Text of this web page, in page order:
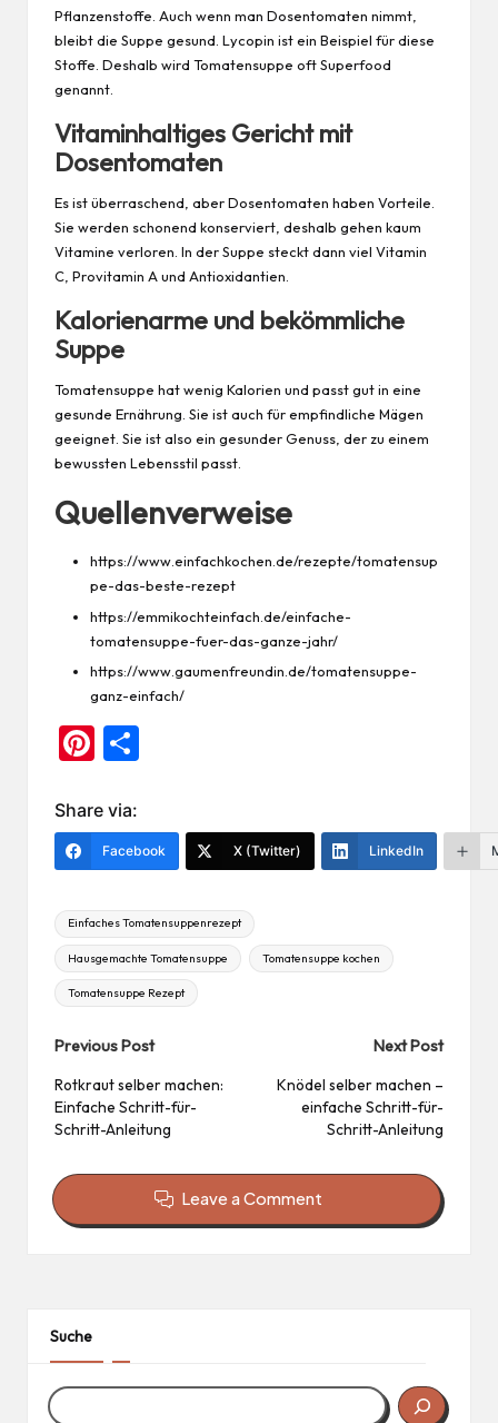
Pflanzenstoffe. Auch wenn man Dosentomaten nimmt,
bleibt die Suppe gesund. Lycopin ist ein Beispiel für diese
Stoffe. Deshalb wird Tomatensuppe oft Superfood
genannt.
Vitaminhaltiges Gericht mit
Dosentomaten
Es ist überraschend, aber Dosentomaten haben Vorteile.
Sie werden schonend konserviert, deshalb gehen kaum
Vitamine verloren. In der Suppe steckt dann viel Vitamin
C, Provitamin A und Antioxidantien.
Kalorienarme und bekömmliche
Suppe
Tomatensuppe hat wenig Kalorien und passt gut in eine
gesunde Ernährung. Sie ist auch für empfindliche Mägen
geeignet. Sie ist also ein gesunder Genuss, der zu einem
bewussten Lebensstil passt.
Quellenverweise
https://www.einfachkochen.de/rezepte/tomatensup
pe-das-beste-rezept
https://emmikochteinfach.de/einfache-
tomatensuppe-fuer-das-ganze-jahr/
https://www.gaumenfreundin.de/tomatensuppe-
ganz-einfach/
Pi
er
es
t
Share via:
Facebook X (Twitter) LinkedIn
Tags:
Einfaches Tomatensuppenrezept
Hausgemachte Tomatensuppe Tomatensuppe kochen
Tomatensuppe Rezept
Post
navigation
Previous Post
Rotkraut selber machen:
Einfache Schritt-für-
Schritt-Anleitung
Next Post
Knödel selber machen –
einfache Schritt-für-
Schritt-Anleitung
Leave a Comment
Suche